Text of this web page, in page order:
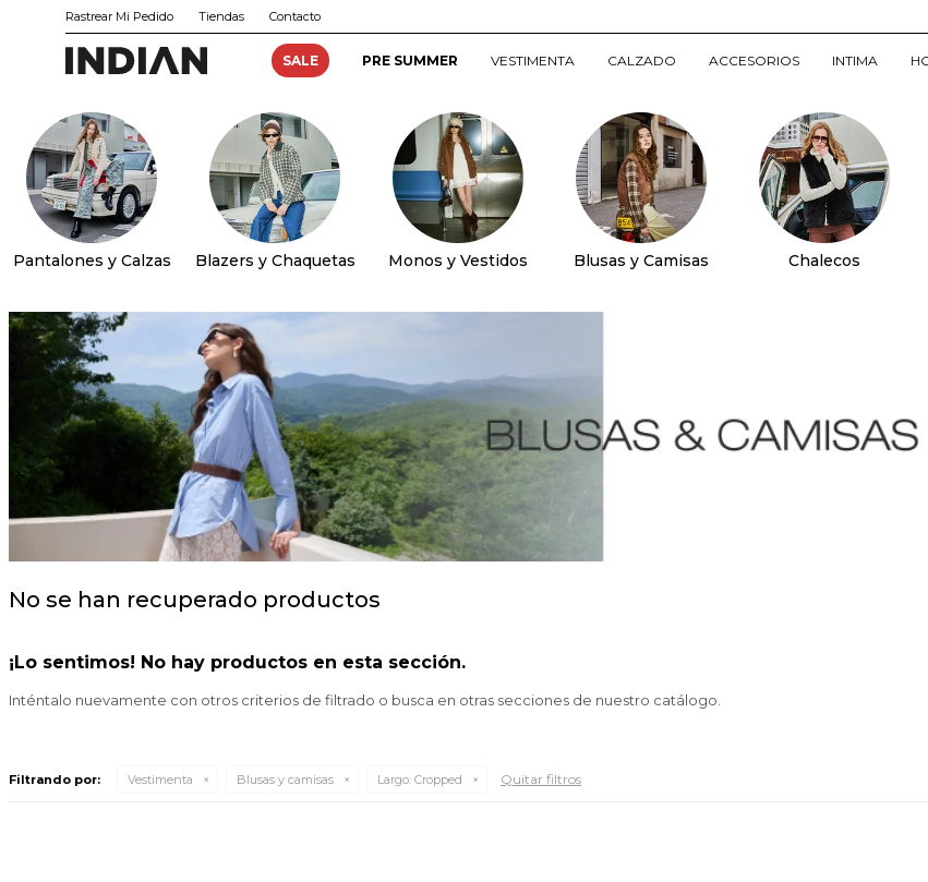
SALE PRE SUMMER VESTIMENTA CALZADO ACCESORIOS INTIMA
Rastrear Mi Pedido Tiendas Contacto
Pantalones y Calzas Blazers y Chaquetas Monos y Vestidos Blusas y Camisas Chalecos
No se han recuperado productos
¡Lo sentimos! No hay productos en esta sección.
Inténtalo nuevamente con otros criterios de filtrado o busca en otras secciones de nuestro catálogo.
Filtrando por: Vestimenta Blusas y camisas Largo: Cropped Quitar filtros